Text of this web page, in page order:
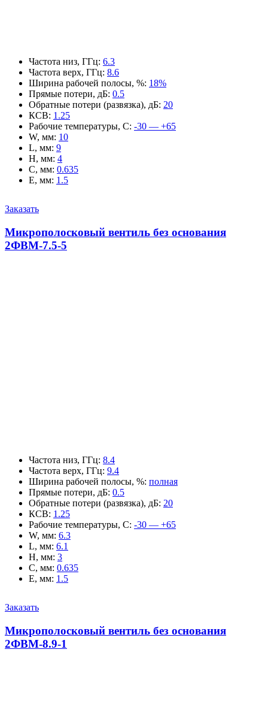
Частота низ, ГГц: 6.3
Частота верх, ГГц: 8.6
Ширина рабочей полосы, %: 18%
Прямые потери, дБ: 0.5
Обратные потери (развязка), дБ: 20
КСВ: 1.25
Рабочие температуры, С: -30 — +65
W, мм: 10
L, мм: 9
H, мм: 4
C, мм: 0.635
E, мм: 1.5
Заказать
Микрополосковый вентиль без основания
2ФВМ-7.5-5
Частота низ, ГГц: 8.4
Частота верх, ГГц: 9.4
Ширина рабочей полосы, %: полная
Прямые потери, дБ: 0.5
Обратные потери (развязка), дБ: 20
КСВ: 1.25
Рабочие температуры, С: -30 — +65
W, мм: 6.3
L, мм: 6.1
H, мм: 3
C, мм: 0.635
E, мм: 1.5
Заказать
Микрополосковый вентиль без основания
2ФВМ-8.9-1